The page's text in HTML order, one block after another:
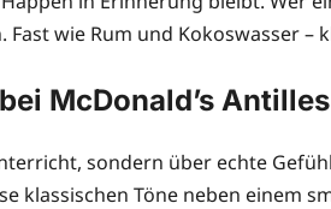
wie Rum und Kokoswasser –
McDonald’s Antilles
sondern über echte
klassischen Töne neben einem